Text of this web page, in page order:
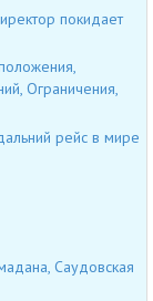
покидает
Ограничения,
рейс в мире
Саудовская